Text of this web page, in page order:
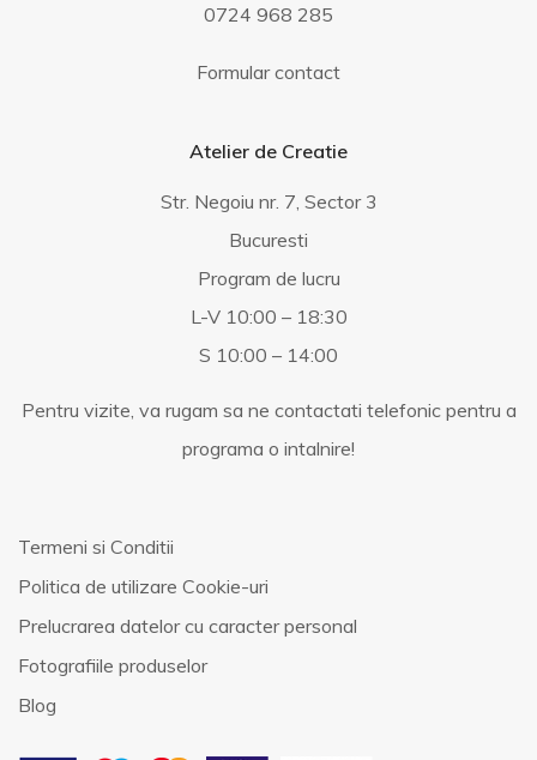
0724 968 285
Formular contact
Atelier de Creatie
Str. Negoiu nr. 7, Sector 3
Bucuresti
Program de lucru
L-V 10:00 – 18:30
S 10:00 – 14:00
Pentru vizite, va rugam sa ne contactati telefonic pentru a
programa o intalnire!
Termeni si Conditii
Politica de utilizare Cookie-uri
Prelucrarea datelor cu caracter personal
Fotografiile produselor
Blog